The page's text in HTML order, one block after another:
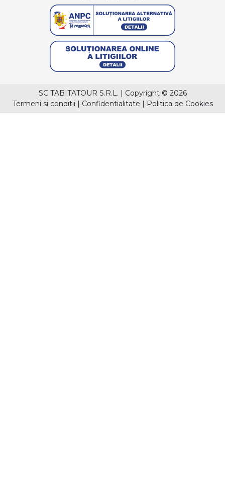
SC TABITATOUR S.R.L. | Copyright © 2026
Termeni si conditii | Confidentialitate | Politica de Cookies